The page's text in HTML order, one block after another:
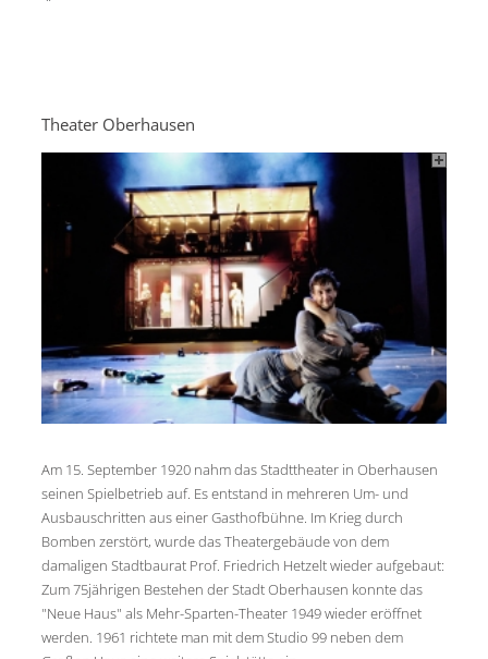
Theater Oberhausen
Am 15. September 1920 nahm das Stadttheater in Oberhausen
seinen Spielbetrieb auf. Es entstand in mehreren Um- und
Ausbauschritten aus einer Gasthofbühne. Im Krieg durch
Bomben zerstört, wurde das Theatergebäude von dem
damaligen Stadtbaurat Prof. Friedrich Hetzelt wieder aufgebaut:
Zum 75jährigen Bestehen der Stadt Oberhausen konnte das
"Neue Haus" als Mehr-Sparten-Theater 1949 wieder eröffnet
werden. 1961 richtete man mit dem Studio 99 neben dem